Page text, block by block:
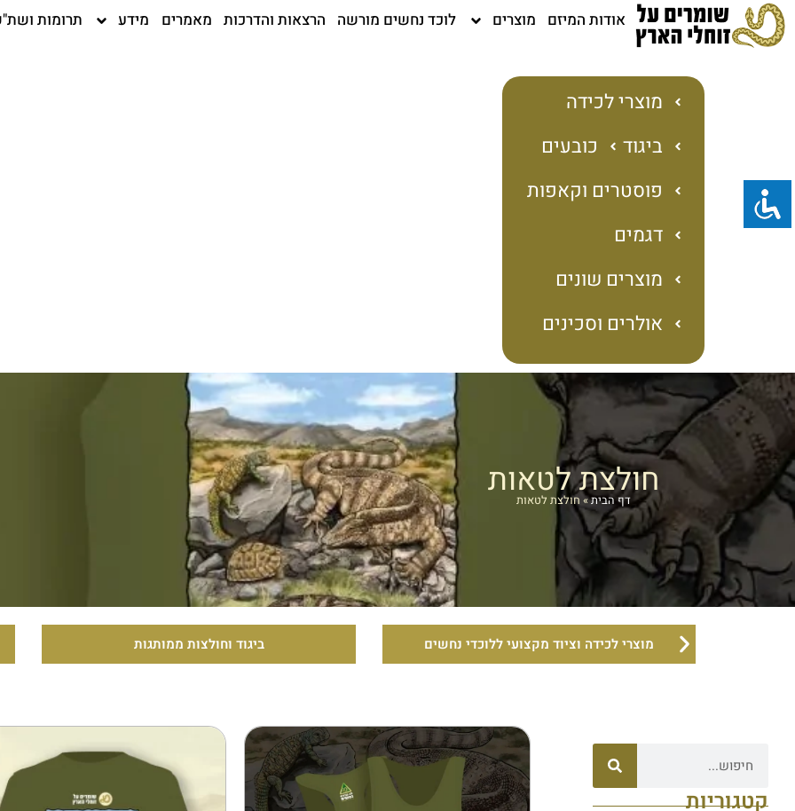
דילוג
לתוכן
אודות המיזם מוצרים לוכד נחשים מורשה הרצאות והדרכות מאמרים מידע תרומות
מוצרי לכידה
ביגוד
כובעים
פוסטרים וקאפות
דגמים
מוצרים שונים
אולרים וסכינים
חולצת לטאות
דף הבית» חולצת לטאות
מוצרי לכידה וציוד מקצועי ללוכדי נחשים ביגוד וחולצות ממותגות
קטגוריות
למוצר
זה
יש
מספר
מספר